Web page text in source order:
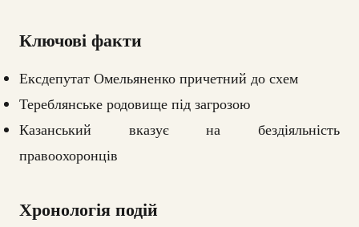
Ключові факти
Ексдепутат Омельяненко причетний до схем
Тереблянське родовище під загрозою
Казанський вказує на бездіяльність
правоохоронців
Хронологія подій